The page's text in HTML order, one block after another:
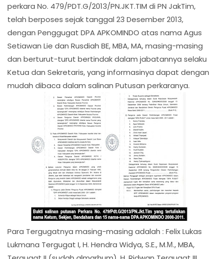
perkara No. 479/PDT.G/2013/PN.JKT.TIM di PN JakTim,
telah berposes sejak tanggal 23 Desember 2013,
dengan Penggugat DPA APKOMINDO atas nama Agus
Setiawan Lie dan Rusdiah BE, MBA, MA, masing-masing
dan berturut-turut bertindak dalam jabatannya selaku
Ketua dan Sekretaris, yang informasinya dapat dengan
mudah dibaca dalam salinan Putusan perkaranya.
Para Tergugatnya masing-masing adalah : Felix Lukas
Lukmana Tergugat I, H. Hendra Widya, S.E., M.М., MBA,